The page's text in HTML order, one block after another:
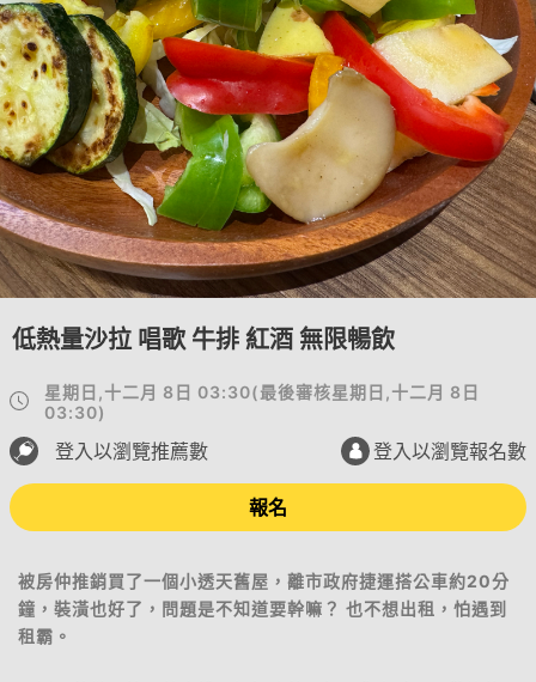
低熱量沙拉 唱歌 牛排 紅酒 無限暢飲
星期日,十二月 8日 03:30(最後審核星期日,十二月 8日
03:30)
登入以瀏覽推薦數 登入以瀏覽報名數
報名
被房仲推銷買了一個小透天舊屋，離市政府捷運搭公車約20分
鐘，裝潢也好了，問題是不知道要幹嘛？ 也不想出租，怕遇到
租霸。